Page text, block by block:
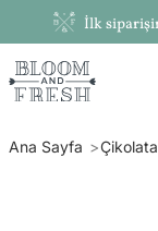
İlk
Ana Sayfa